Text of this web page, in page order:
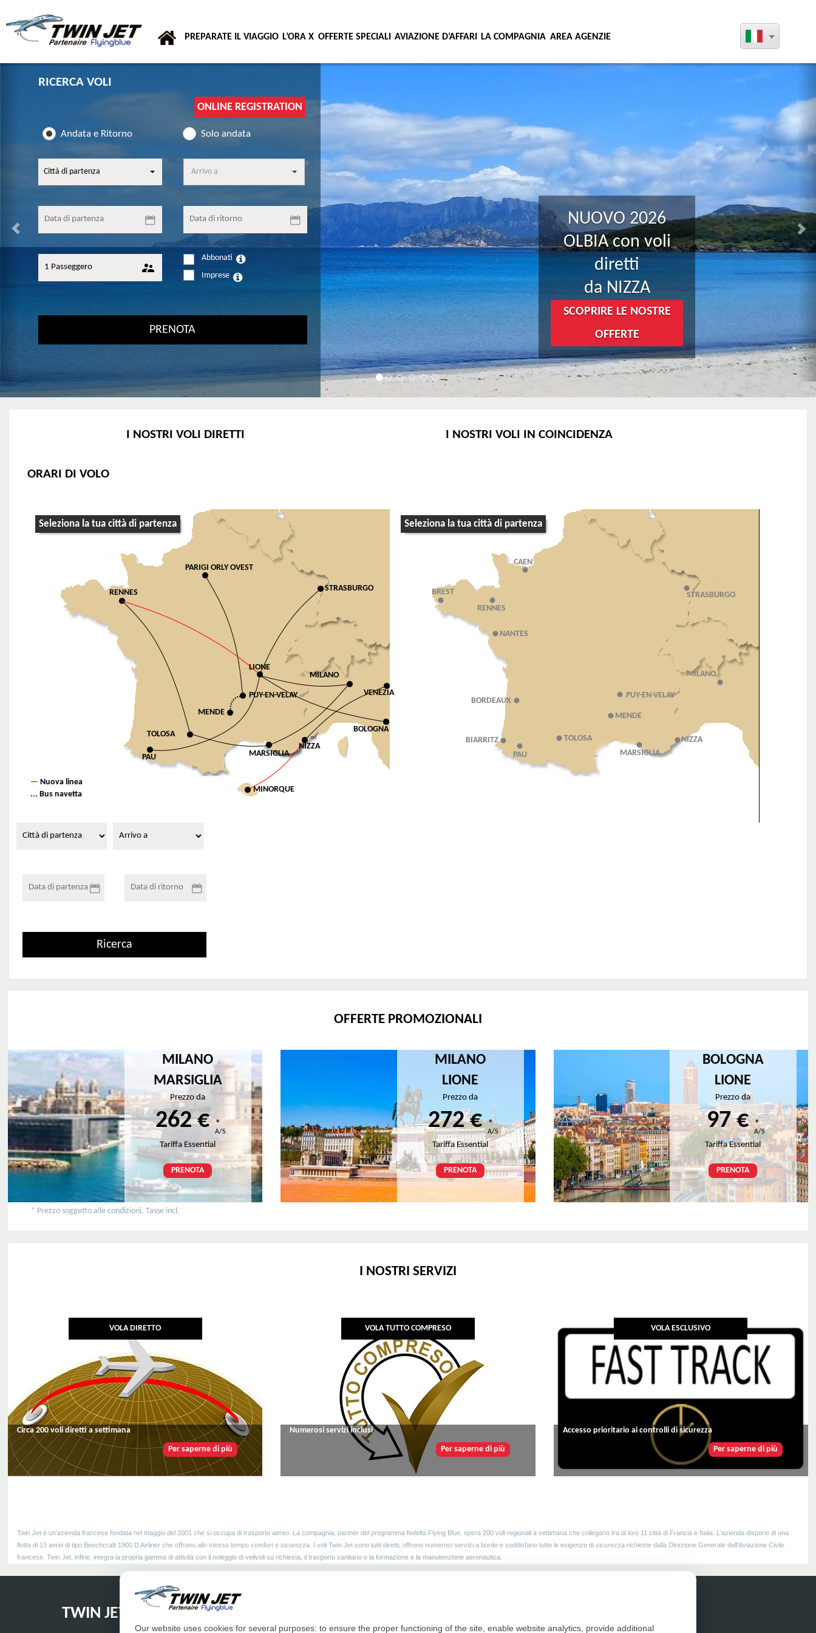
PREPARATE IL VIAGGIO L’ORA X OFFERTE SPECIALI AVIAZIONE D’AFFARI LA COMPAGNIA AREA AGENZIE
NUOVO 2026
MENORCA con
voli diretti
da NIZZA
SCOPRIRE LE NOSTRE
OFFERTE
RICERCA VOLI
ONLINE REGISTRATION
Andata e Ritorno Solo andata
Città di partenza Arrivo a
Abbonati
Imprese
I NOSTRI VOLI DIRETTI I NOSTRI VOLI IN COINCIDENZA
ORARI DI VOLO
Seleziona la tua città di partenza Seleziona la tua città di partenza
PARIGI ORLY OVEST
MILANO
NIZZA
MARSIGLIA
PAU
TOLOSA
LIONE
PUY-EN-VELAY
MENDE
STRASBURGO
BOLOGNA
RENNES
VENEZIA
MINORQUE
— Nuova linea
... Bus navetta
MARSIGLIA
MILANO
PAU
TOLOSA NIZZA
PUY-EN-VELAY
MENDE
BORDEAUX
BREST
NANTES
BIARRITZ
CAEN
RENNES
STRASBURGO
OFFERTE PROMOZIONALI
MILANO
MARSIGLIA
Prezzo da
262 €A/S
*
Tariffa Essential
PRENOTA
MILANO
LIONE
Prezzo da
272 €A/S
*
Tariffa Essential
PRENOTA
BOLOGNA
LIONE
Prezzo da
97 €A/S
*
Tariffa Essential
PRENOTA
* Prezzo soggetto alle condizioni. Tasse incl.
I NOSTRI SERVIZI
VOLA DIRETTO
Circa 200 voli diretti a settimana
Per saperne di più
VOLA TUTTO COMPRESO
Numerosi servizi inclusi
Per saperne di più
VOLA ESCLUSIVO
Accesso prioritario ai controlli di sicurezza
Per saperne di più
Twin Jet è un'azienda francese fondata nel maggio del 2001 che si occupa di trasporto aereo. La compagnia, partner del programma fedeltà Flying Blue, opera 200 voli regionali a settimana che collegano tra di loro 11 città di Franciae Italia. L'azienda dispone di una
flotta di 13 aerei di tipo Beechcraft 1900 D Airliner che offrono allo stesso tempo comfort e sicurezza. I voli Twin Jet sono tutti diretti, offrono numerosi servizi a bordo e soddisfano tutte le esigenze di sicurezza richieste dalla Direzione Generale dell'Aviazione Civile
francese. Twin Jet, infine, integra la propria gamma di attività con il noleggio di velivoli su richiesta, il trasporto sanitario e la formazione e la manutenzione aeronautica.
TWIN JET
Our website uses cookies for several purposes: to ensure the proper functioning of the site, enable website analytics, provide additional